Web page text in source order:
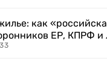
как
ЕР, КПРФ